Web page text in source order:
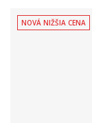
NOVÁ NIŽŠIA CENA